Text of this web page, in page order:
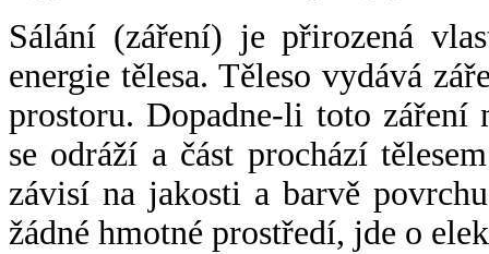
Sálání (záření) je přirozená
energie tělesa. Těleso vydává
prostoru. Dopadne-li toto záření
se odráží a část prochází
závisí na jakosti a barvě
žádné hmotné prostředí, jde o